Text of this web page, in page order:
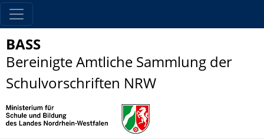
BASS
Bereinigte Amtliche Sammlung der
Schulvorschriften NRW